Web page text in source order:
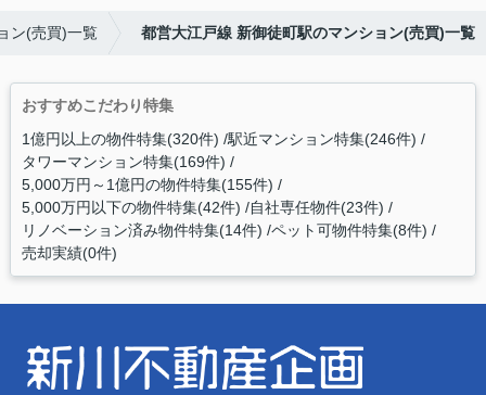
ン(売買)一覧 都営大江戸線 新御徒町駅のマンション(売買)一覧
おすすめこだわり特集
1億円以上の物件特集(320件) 駅近マンション特集(246件)
タワーマンション特集(169件)
5,000万円～1億円の物件特集(155件)
5,000万円以下の物件特集(42件) 自社専任物件(23件)
リノベーション済み物件特集(14件) ペット可物件特集(8件)
売却実績(0件)